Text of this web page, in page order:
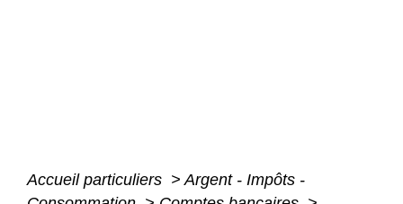
Accueil particuliers > Argent - Impôts -